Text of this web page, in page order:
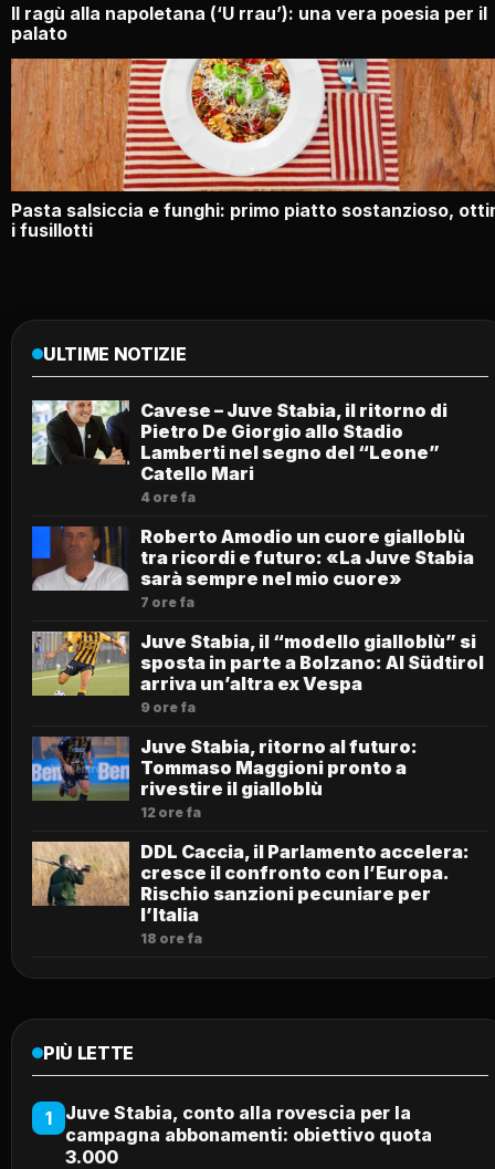
Il ragù alla napoletana (‘U rrau’): una vera poesia per il
palato
Pasta salsiccia e funghi: primo piatto sostanzioso,
i fusillotti
ULTIME NOTIZIE
Cavese – Juve Stabia, il ritorno di
Pietro De Giorgio allo Stadio
Lamberti nel segno del “Leone”
Catello Mari
4 ore fa
Roberto Amodio un cuore gialloblù
tra ricordi e futuro: «La Juve Stabia
sarà sempre nel mio cuore»
7 ore fa
Juve Stabia, il “modello gialloblù” si
sposta in parte a Bolzano: Al Südtirol
arriva un’altra ex Vespa
9 ore fa
Juve Stabia, ritorno al futuro:
Tommaso Maggioni pronto a
rivestire il gialloblù
12 ore fa
DDL Caccia, il Parlamento accelera:
cresce il confronto con l’Europa.
Rischio sanzioni pecuniare per
l’Italia
18 ore fa
PIÙ LETTE
1
Juve Stabia, conto alla rovescia per la
campagna abbonamenti: obiettivo quota
3.000